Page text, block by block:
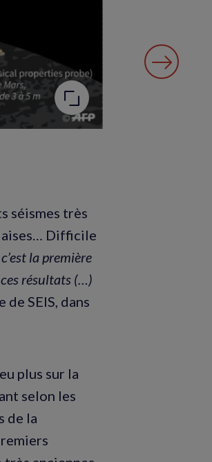
séismes très
Difficile
la première
résultats (…)
de SEIS, dans
plus sur la
selon les
de la